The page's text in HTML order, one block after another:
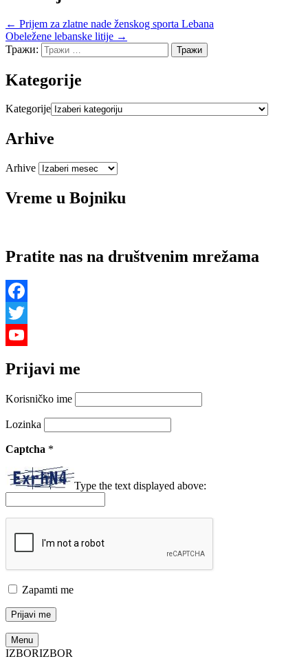
← Prijem za zlatne nade ženskog sporta Lebana
Obeležene lebanske litije →
Тражи:
Kategorije
Kategorije
Arhive
Arhive
Vreme u Bojniku
Pratite nas na društvenim mrežama
Facebook
Twitter
Channel
Prijavi me
Korisničko ime
Lozinka
Captcha *
Type the text displayed above:
Zapamti me
Menu
IZBORIZBOR